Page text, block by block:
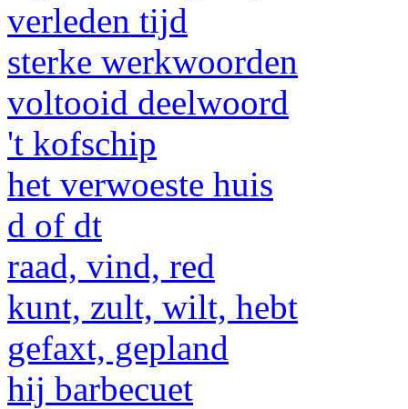
verleden tijd
sterke werkwoorden
voltooid deelwoord
't kofschip
het verwoeste huis
d of dt
raad, vind, red
kunt, zult, wilt, hebt
gefaxt, gepland
hij barbecuet